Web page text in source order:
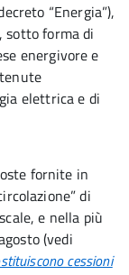
“Energia”),
sotto forma di
energivore e
elettrica e di
fornite in
di
e nella più
(vedi
cessioni